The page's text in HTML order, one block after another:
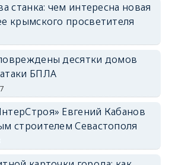
станка: чем интересна новая
крымского просветителя
десятки домов
БПЛА
Евгений Кабанов
строителем Севастополя